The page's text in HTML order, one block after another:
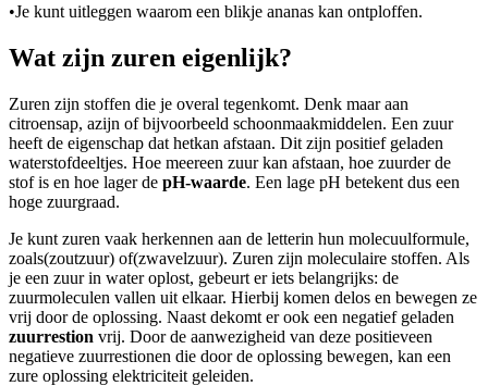
•Je kunt uitleggen waarom een blikje ananas kan ontploffen.
Wat zijn zuren eigenlijk?
Zuren zijn stoffen die je overal tegenkomt. Denk maar aan
citroensap, azijn of bijvoorbeeld schoonmaakmiddelen. Een zuur
heeft de eigenschap dat hetkan afstaan. Dit zijn positief geladen
waterstofdeeltjes. Hoe meereen zuur kan afstaan, hoe zuurder de
stof is en hoe lager de pH-waarde. Een lage pH betekent dus een
hoge zuurgraad.
Je kunt zuren vaak herkennen aan de letterin hun molecuulformule,
zoals(zoutzuur) of(zwavelzuur). Zuren zijn moleculaire stoffen. Als
je een zuur in water oplost, gebeurt er iets belangrijks: de
zuurmoleculen vallen uit elkaar. Hierbij komen delos en bewegen ze
vrij door de oplossing. Naast dekomt er ook een negatief geladen
zuurrestion vrij. Door de aanwezigheid van deze positieveen
negatieve zuurrestionen die door de oplossing bewegen, kan een
zure oplossing elektriciteit geleiden.